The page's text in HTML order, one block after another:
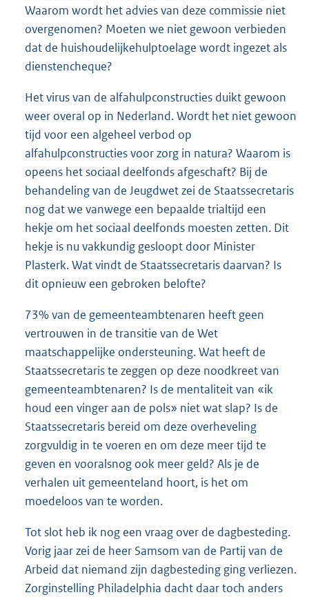
Waarom wordt het advies van deze commissie niet
overgenomen? Moeten we niet gewoon verbieden
dat de huishoudelijkehulptoelage wordt ingezet als
dienstencheque?
Het virus van de alfahulpconstructies duikt gewoon
weer overal op in Nederland. Wordt het niet gewoon
tijd voor een algeheel verbod op
alfahulpconstructies voor zorg in natura? Waarom is
opeens het sociaal deelfonds afgeschaft? Bij de
behandeling van de Jeugdwet zei de Staatssecretaris
nog dat we vanwege een bepaalde trialtijd een
hekje om het sociaal deelfonds moesten zetten. Dit
hekje is nu vakkundig gesloopt door Minister
Plasterk. Wat vindt de Staatssecretaris daarvan? Is
dit opnieuw een gebroken belofte?
73% van de gemeenteambtenaren heeft geen
vertrouwen in de transitie van de Wet
maatschappelijke ondersteuning. Wat heeft de
Staatssecretaris te zeggen op deze noodkreet van
gemeenteambtenaren? Is de mentaliteit van «ik
houd een vinger aan de pols» niet wat slap? Is de
Staatssecretaris bereid om deze overheveling
zorgvuldig in te voeren en om deze meer tijd te
geven en vooralsnog ook meer geld? Als je de
verhalen uit gemeenteland hoort, is het om
moedeloos van te worden.
Tot slot heb ik nog een vraag over de dagbesteding.
Vorig jaar zei de heer Samsom van de Partij van de
Arbeid dat niemand zijn dagbesteding ging verliezen.
Zorginstelling Philadelphia dacht daar toch anders